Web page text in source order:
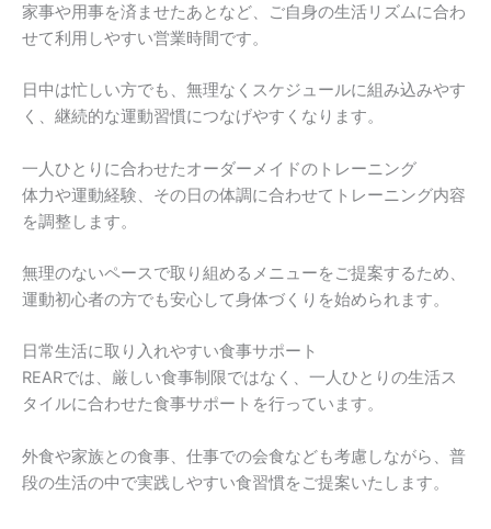
家事や用事を済ませたあとなど、ご自身の生活リズムに合わ
せて利用しやすい営業時間です。
日中は忙しい方でも、無理なくスケジュールに組み込みやす
く、継続的な運動習慣につなげやすくなります。
一人ひとりに合わせたオーダーメイドのトレーニング
体力や運動経験、その日の体調に合わせてトレーニング内容
を調整します。
無理のないペースで取り組めるメニューをご提案するため、
運動初心者の方でも安心して身体づくりを始められます。
日常生活に取り入れやすい食事サポート
REARでは、厳しい食事制限ではなく、一人ひとりの生活ス
タイルに合わせた食事サポートを行っています。
外食や家族との食事、仕事での会食なども考慮しながら、普
段の生活の中で実践しやすい食習慣をご提案いたします。